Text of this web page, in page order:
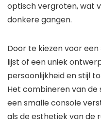
optisch vergroten, wat
donkere gangen.
Door te kiezen voor
lijst of een uniek
persoonlijkheid en stijl
Het combineren van
een smalle console
als de esthetiek van de